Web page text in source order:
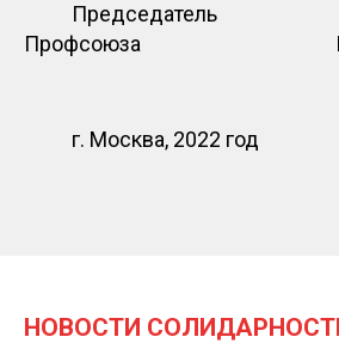
Председатель
Профсоюза Н.А.
г. Москва, 2022 год
НОВОСТИ